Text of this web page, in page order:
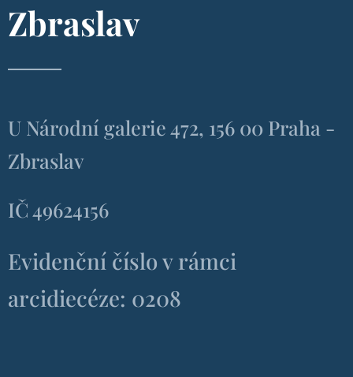
Zbraslav
U Národní galerie 472, 156 00 Praha -
Zbraslav
IČ 49624156
Evidenční číslo v rámci
arcidiecéze: 0208